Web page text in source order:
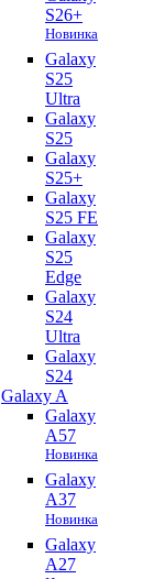
S26+
Новинка
Galaxy
S25
Ultra
Galaxy
S25
Galaxy
S25+
Galaxy
S25 FE
Galaxy
S25
Edge
Galaxy
S24
Ultra
Galaxy
S24
Galaxy A
Galaxy
A57
Новинка
Galaxy
A37
Новинка
Galaxy
A27